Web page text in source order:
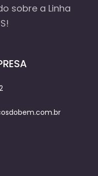
sobre a Linha